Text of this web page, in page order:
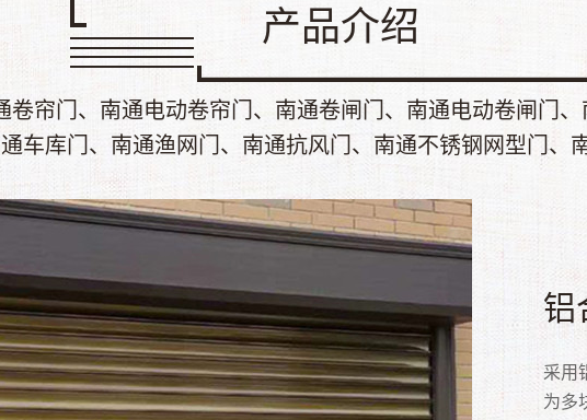
产品介绍
卷帘门、南通电动卷帘门、南通卷闸门、南通电动卷闸门
车库门、南通渔网门、南通抗风门、南通不锈钢网型门、
快
高速
保冷
卷
卷帘
滑道
电
电动
活。
铝
采用
为多
车
车库
的车
水
水晶
（pc
抗
抗风
过多
渔
· 安
行进
不
不锈
大方
不
不锈
锈钢